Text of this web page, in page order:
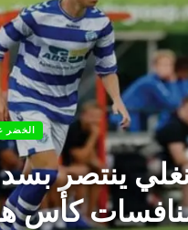
الخضر
ينتصر
كأس